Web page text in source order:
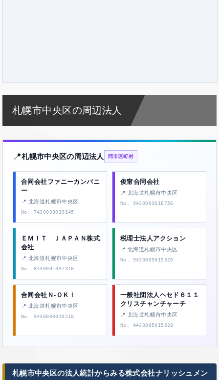
札幌市中央区の周辺法人
📍札幌市中央区の周辺法人 同市区町村
合同会社ファニーカンパニ
ー
📍 北海道札幌市中央区
No. 7430003019145
俊甯合同会社
📍 北海道札幌市中央区
No. 9430003018756
ＥＭＩＴ ＪＡＰＡＮ株式
会社
📍 北海道札幌市中央区
No. 8430001097316
税理士法人アクション
📍 北海道札幌市中央区
No. 9430005015520
合同会社Ｎ‐ＯＫＩ
📍 北海道札幌市中央区
No. 9430003019218
一般社団法人ヘセド６１１
クリスチャンチャーチ
📍 北海道札幌市中央区
No. 4430005015533
札幌市中央区の法人統計からみる株式会社ナリッシュメン